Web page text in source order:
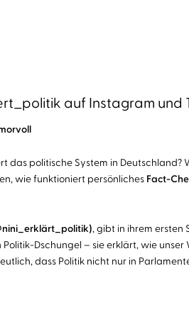
auf Instagram und
das politische System in Deutschland?
wie funktioniert persönliches Fact-
, gibt in ihrem ersten
Dschungel – sie erklärt, wie
dass Politik nicht nur in